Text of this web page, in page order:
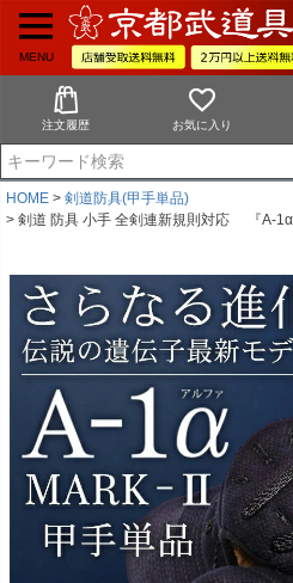
MENU
注文履歴 お気に入り
HOME
剣道防具(甲手単品)
剣道 防具 小手 全剣連新規則対応 『A-1α